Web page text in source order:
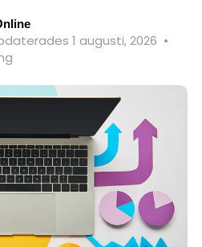
1 augusti, 2026 •